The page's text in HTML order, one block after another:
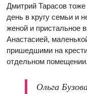
Дмитрий Тарасов
день в кругу семьи и
женой и пристальное
Анастасией,
пришедшими на
отдельном помещении.
Ольга